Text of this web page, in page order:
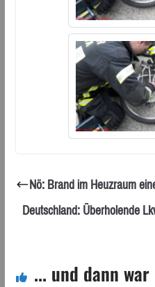
Nö: Brand im Heuzraum
Deutschland: Überholende
... und dann